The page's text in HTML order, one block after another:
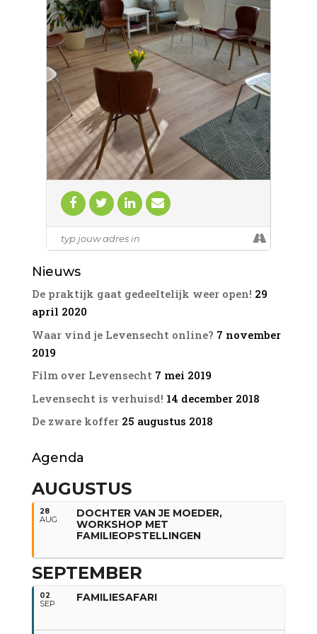
Bij een familieopstelling werken we met
representanten. Als representant kun je
gevraagd worden om in een opstelling de
plek van bijv een familielid (van de
vraagsteller) in te nemen. Het bijzondere is
dat je daarbij dingen gaat ervaren die
passen bij die persoon op die plek.
Representeren is een waardevolle
ervaring, je gaat meestal zelf ook met
nieuwe inzichten naar huis.
Deze avond familieopstellingen is in een
kleine groep van maximaal zeven
deelnemers. Wees welkom om een vraag
in te brengen of om deel te nemen als
representant. Er is ruimte voor 2
Kosten:
135 euro als je een eigen opstelling doet en
25 euro als je deelneemt als representant.
Locatie: Overgoo 1 in Leidschendam
Meer informatie:
www.levensecht.nl/familieopstellingen
Nieuws
De praktijk gaat gedeeltelijk weer open! 29
april 2020
Waar vind je Levensecht online? 7 november
2019
Film over Levensecht 7 mei 2019
Levensecht is verhuisd! 14 december 2018
De zware koffer 25 augustus 2018
Agenda
AUGUSTUS
28
AUG
DOCHTER VAN JE MOEDER,
WORKSHOP MET
FAMILIEOPSTELLINGEN
SEPTEMBER
02
SEP FAMILIESAFARI